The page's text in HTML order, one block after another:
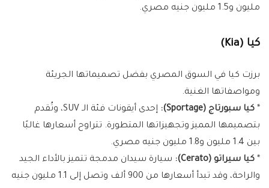
مليون و1.5 مليون جنيه مصري.
كيا (Kia)
برزت كيا في السوق المصري بفضل تصميماتها الجريئة
ومواصفاتها الغنية.
* كيا سبورتاج (Sportage):
إحدى أيقونات فئة الـ SUV، وتُقدم
بتصميمها المميز وتجهيزاتها المتطورة. تتراوح أسعارها غالبًا
بين 1.4 مليون و1.8 مليون جنيه مصري.
* كيا سيراتو (Cerato):
سيارة سيدان مدمجة تتميز بالأداء الجيد
والراحة، وقد تبدأ أسعارها من 900 ألف وتصل إلى 1.1 مليون جنيه